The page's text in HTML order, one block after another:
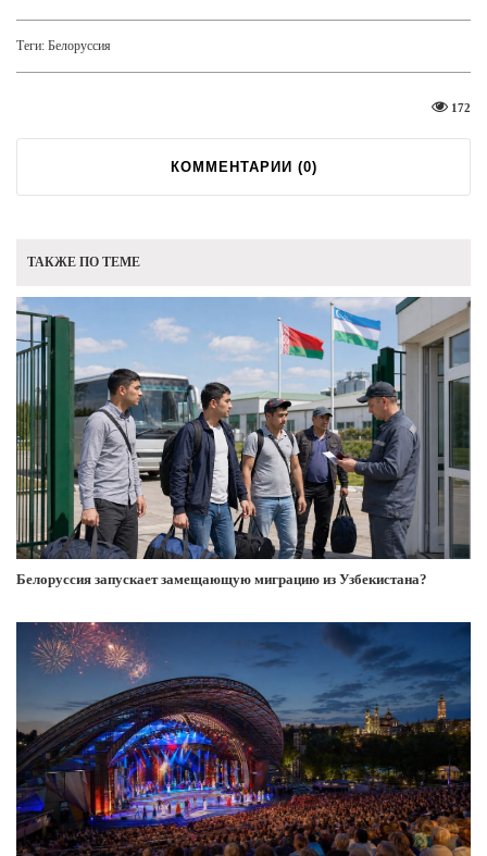
Теги: Белоруссия
172
КОММЕНТАРИИ (0)
ТАКЖЕ ПО ТЕМЕ
Белоруссия запускает замещающую миграцию из Узбекистана?